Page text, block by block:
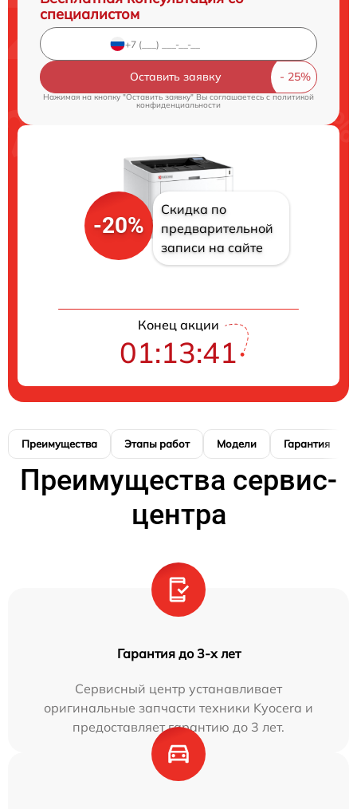
специалистом
Оставить заявку
Нажимая на кнопку "Оставить заявку" Вы соглашаетесь c политикой
конфиденциальности
-20%
Скидка по
предварительной
записи на сайте
Конец акции
01:13:40
Преимущества Этапы работ Модели Гарантия
Преимущества сервис-
центра
Гарантия до 3-х лет
Сервисный центр устанавливает
оригинальные запчасти техники Kyocera и
предоставляет гарантию до 3 лет.